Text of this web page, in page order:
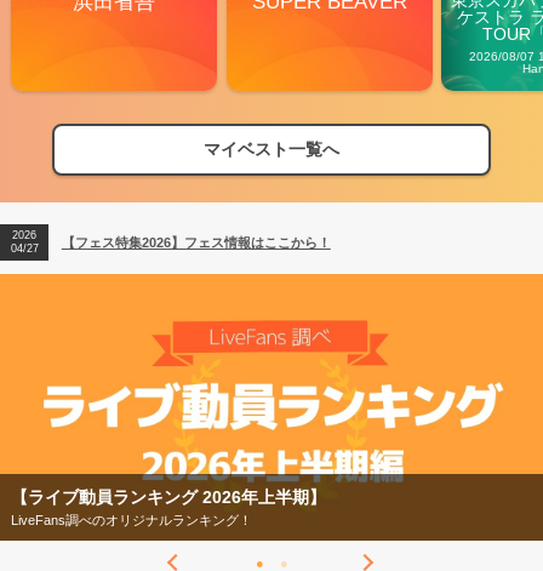
ケストラ
TOUR
2026/08/07
マイベスト一覧へ
【フェス特集2026】フェス情報はここから！
【ライブ動員ランキング】2026年上半期編発表！
2026
04/27
【フェス特集2026】フェス情報はここから！
2026
【ライブ動員ランキング 2026年上半期】
LiveFans調べのオリジナルランキング！